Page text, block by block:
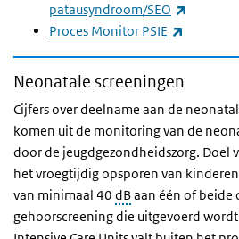
patausyndroom/SEO
Proces Monitor PSIE
Neonatale screeningen
Cijfers over deelname aan de
komen uit de monitoring van de
door de jeugdgezondheidszorg. Doel
het vroegtijdig opsporen van
van minimaal 40 dBaan één of beide
gehoorscreening die uitgevoerd